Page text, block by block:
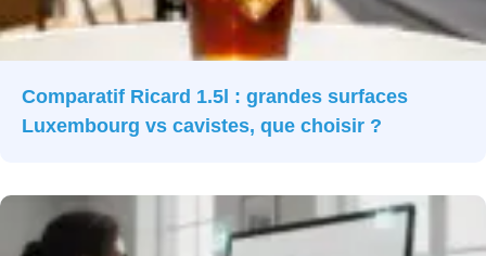
Comparatif Ricard 1.5l : grandes surfaces
Luxembourg vs cavistes, que choisir ?